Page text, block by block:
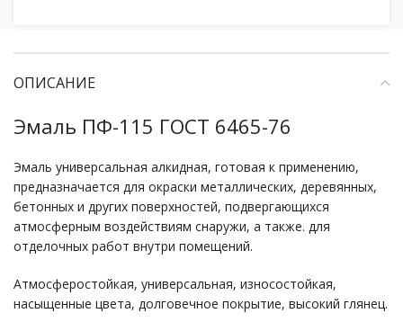
ОПИСАНИЕ
Эмаль ПФ-115 ГОСТ 6465-76
Эмаль универсальная алкидная, готовая к применению,
предназначается для окраски металлических, деревянных,
бетонных и других поверхностей, подвергающихся
атмосферным воздействиям снаружи, а также. для
отделочных работ внутри помещений.
Атмосферостойкая, универсальная, износостойкая,
насыщенные цвета, долговечное покрытие, высокий глянец.